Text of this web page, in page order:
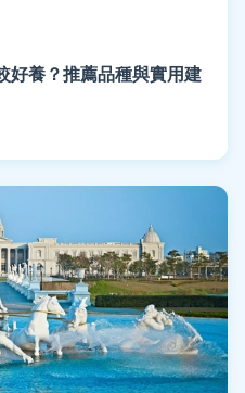
好養？推薦品種與實用建